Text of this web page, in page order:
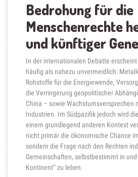
Bedrohung für die
Menschenrechte
und künftiger
In der internationalen Debatte
häufig als nahezu unvermeidlich:
Rohstoffe für die Energiewende,
die Verringerung geopolitischer
China – sowie Wachstumsversprechen
Industrien. Im Südpazifik jedoch wird
einem grundlegend anderen Kontext
nicht primär die ökonomische Chance
sondern die Frage nach den Rechten
Gemeinschaften, selbstbestimmt in
Kontinent“ zu leben.